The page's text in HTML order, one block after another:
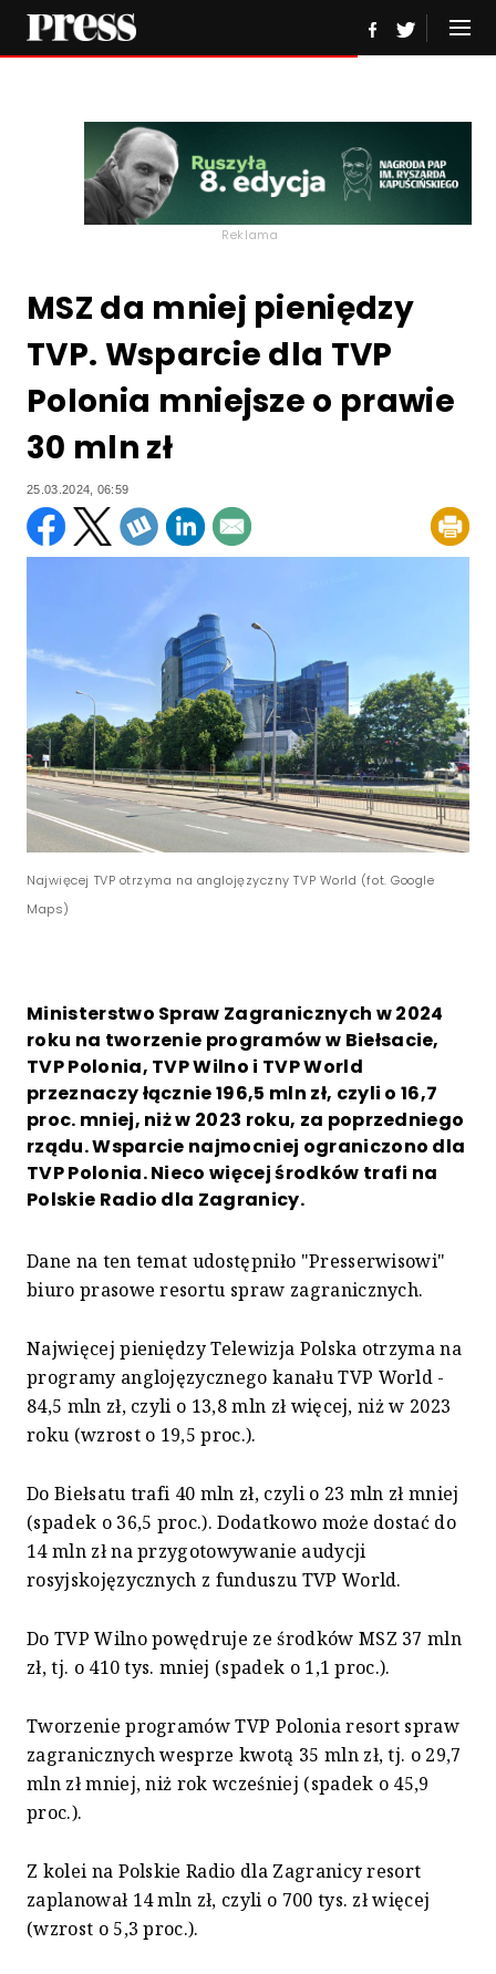
Reklama
MSZ da mniej pieniędzy
TVP. Wsparcie dla TVP
Polonia mniejsze o prawie
30 mln zł
25.03.2024, 06:59
Najwięcej TVP otrzyma na anglojęzyczny TVP World (fot. Google
Maps)
Ministerstwo Spraw Zagranicznych w 2024
roku na tworzenie programów w Biełsacie,
TVP Polonia, TVP Wilno i TVP World
przeznaczy łącznie 196,5 mln zł, czyli o 16,7
proc. mniej, niż w 2023 roku, za poprzedniego
rządu. Wsparcie najmocniej ograniczono dla
TVP Polonia. Nieco więcej środków trafi na
Polskie Radio dla Zagranicy.
Dane na ten temat udostępniło "Presserwisowi"
biuro prasowe resortu spraw zagranicznych.
Najwięcej pieniędzy Telewizja Polska otrzyma na
programy anglojęzycznego kanału TVP World -
84,5 mln zł, czyli o 13,8 mln zł więcej, niż w 2023
roku (wzrost o 19,5 proc.).
Do Biełsatu trafi 40 mln zł, czyli o 23 mln zł mniej
(spadek o 36,5 proc.). Dodatkowo może dostać do
14 mln zł na przygotowywanie audycji
rosyjskojęzycznych z funduszu TVP World.
Do TVP Wilno powędruje ze środków MSZ 37 mln
zł, tj. o 410 tys. mniej (spadek o 1,1 proc.).
Tworzenie programów TVP Polonia resort spraw
zagranicznych wesprze kwotą 35 mln zł, tj. o 29,7
mln zł mniej, niż rok wcześniej (spadek o 45,9
proc.).
Z kolei na Polskie Radio dla Zagranicy resort
zaplanował 14 mln zł, czyli o 700 tys. zł więcej
(wzrost o 5,3 proc.).